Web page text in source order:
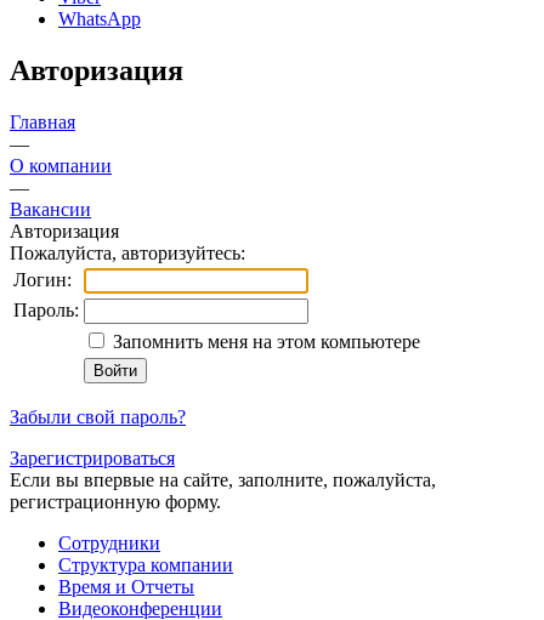
WhatsApp
Авторизация
Главная
—
О компании
—
Вакансии
Авторизация
Пожалуйста, авторизуйтесь:
Логин:
Пароль:
Запомнить меня на этом компьютере
Забыли свой пароль?
Зарегистрироваться
Если вы впервые на сайте, заполните, пожалуйста,
регистрационную форму.
Сотрудники
Структура компании
Время и Отчеты
Видеоконференции